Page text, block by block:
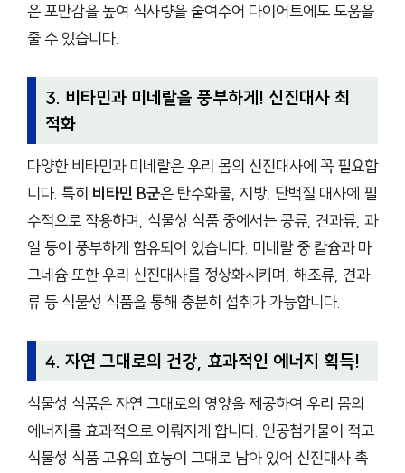
은 포만감을 높여 식사량을 줄여주어 다이어트에도 도움을
줄 수 있습니다.
3. 비타민과 미네랄을 풍부하게! 신진대사 최
적화
다양한 비타민과 미네랄은 우리 몸의 신진대사에 꼭 필요합
니다. 특히 비타민 B군은 탄수화물, 지방, 단백질 대사에 필
수적으로 작용하며, 식물성 식품 중에서는 콩류, 견과류, 과
일 등이 풍부하게 함유되어 있습니다. 미네랄 중 칼슘과 마
그네슘 또한 우리 신진대사를 정상화시키며, 해조류, 견과
류 등 식물성 식품을 통해 충분히 섭취가 가능합니다.
4. 자연 그대로의 건강, 효과적인 에너지 획득!
식물성 식품은 자연 그대로의 영양을 제공하여 우리 몸의
에너지를 효과적으로 이뤄지게 합니다. 인공첨가물이 적고
식물성 식품 고유의 효능이 그대로 남아 있어 신진대사 촉